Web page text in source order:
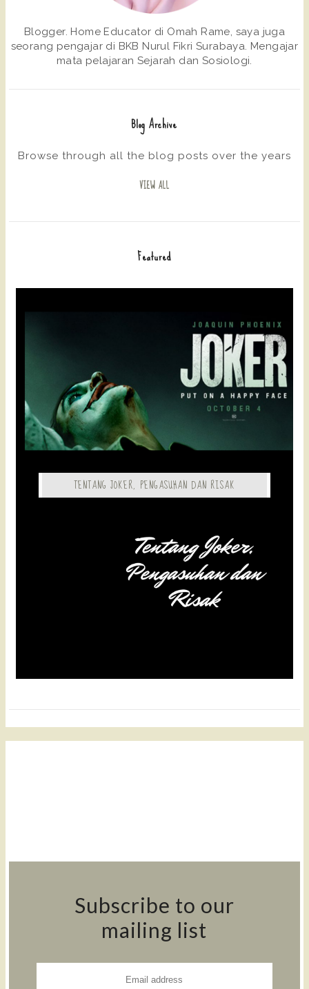
Blogger. Home Educator di Omah Rame, saya juga
seorang pengajar di BKB Nurul Fikri Surabaya. Mengajar
mata pelajaran Sejarah dan Sosiologi.
Blog Archive
Browse through all the blog posts over the years
VIEW ALL
Featured
TENTANG JOKER, PENGASUHAN DAN RISAK
Subscribe to our
mailing list